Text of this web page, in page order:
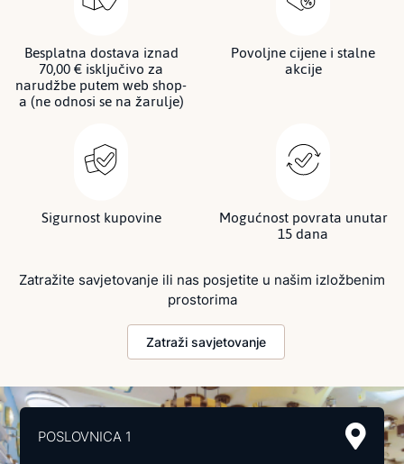
Besplatna dostava iznad
70,00 € isključivo za
narudžbe putem web shop-
a (ne odnosi se na žarulje)
Povoljne cijene i stalne
akcije
Sigurnost kupovine Mogućnost povrata unutar
15 dana
Zatražite savjetovanje ili nas posjetite u našim izložbenim
prostorima
Zatraži savjetovanje
POSLOVNICA 1